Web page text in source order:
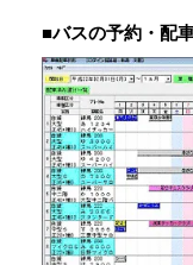
■バスの予約・配